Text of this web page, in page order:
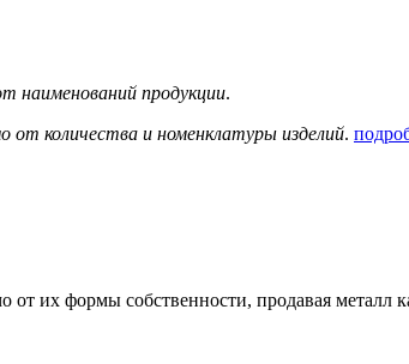
наименований продукции.
от количества и номенклатуры изделий.
от их формы собственности, продавая